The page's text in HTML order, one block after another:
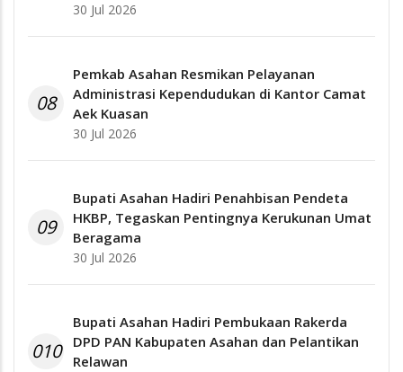
30 Jul 2026
08
Pemkab Asahan Resmikan Pelayanan
Administrasi Kependudukan di Kantor Camat
Aek Kuasan
30 Jul 2026
09
Bupati Asahan Hadiri Penahbisan Pendeta
HKBP, Tegaskan Pentingnya Kerukunan Umat
Beragama
30 Jul 2026
010
Bupati Asahan Hadiri Pembukaan Rakerda
DPD PAN Kabupaten Asahan dan Pelantikan
Relawan